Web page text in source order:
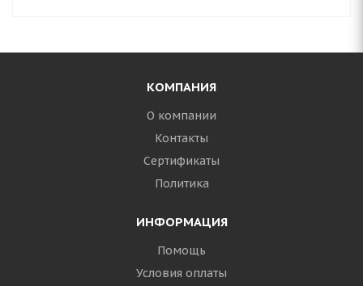
КОМПАНИЯ
О компании
Контакты
Сертификаты
Политика
ИНФОРМАЦИЯ
Помощь
Условия оплаты